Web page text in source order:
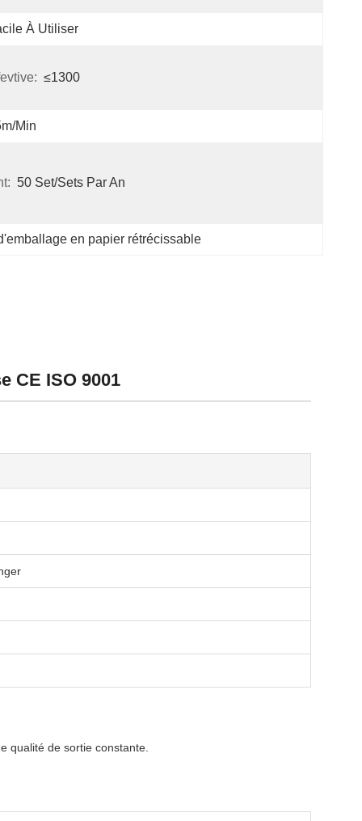
À Utiliser
≤1300
min
50 Set/Sets Par An
en papier rétrécissable
CE ISO 9001
qualité de sortie constante.